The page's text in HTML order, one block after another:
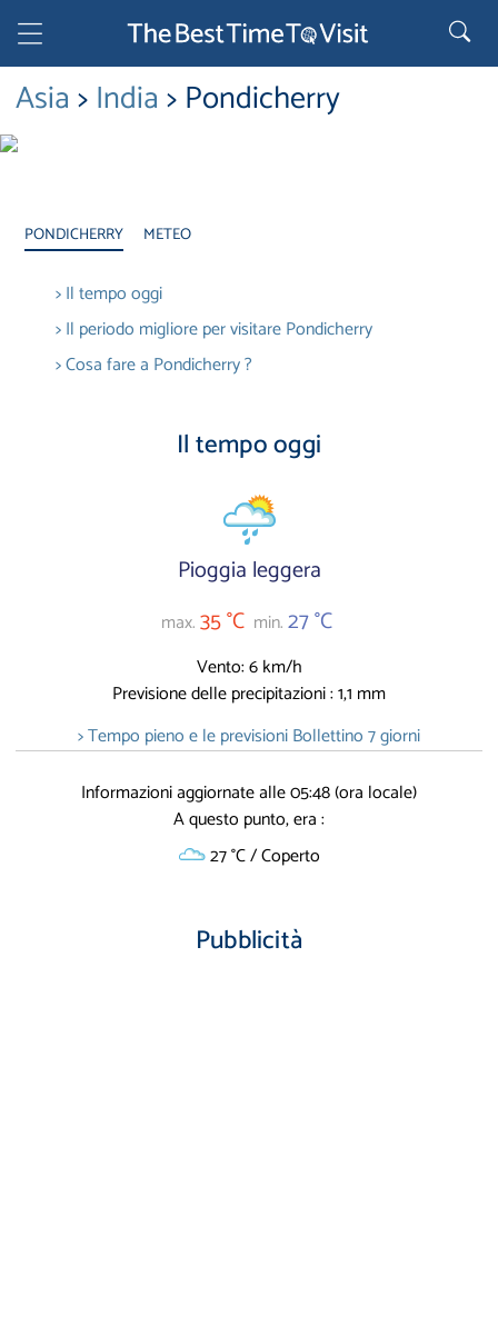
Asia>India> Pondicherry
PONDICHERRY METEO
> Il tempo oggi
> Il periodo migliore per visitare Pondicherry
> Cosa fare a Pondicherry ?
Il tempo oggi
Pioggia leggera
max.35 °C min.27 °C
Vento: 6 km/h
Previsione delle precipitazioni : 1,1 mm
> Tempo pieno e le previsioni Bollettino 7 giorni
Informazioni aggiornate alle 05:48 (ora locale)
A questo punto, era :
27 °C / Coperto
Pubblicità